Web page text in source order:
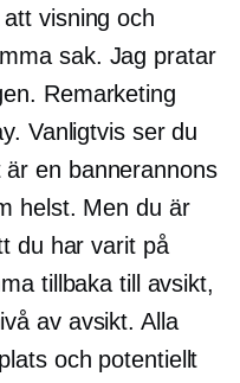
visning och
sak. Jag pratar
Remarketing
Vanligtvis ser du
en bannerannons
helst. Men du är
du har varit på
tillbaka till avsikt,
av avsikt. Alla
och potentiellt